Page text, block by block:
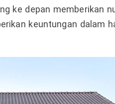
ke depan memberikan
keuntungan dalam